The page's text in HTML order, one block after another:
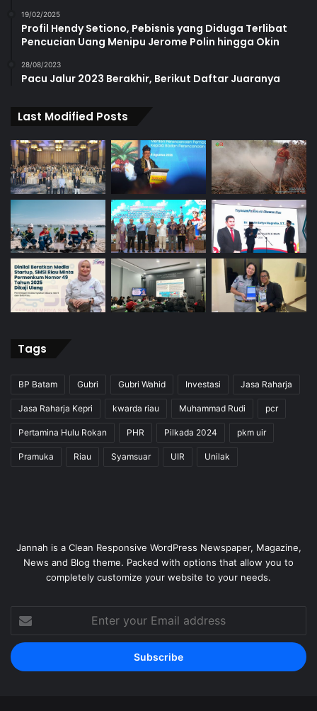
19/02/2025
Profil Hendy Setiono, Pebisnis yang Diduga Terlibat
Pencucian Uang Menipu Jerome Polin hingga Okin
28/08/2023
Pacu Jalur 2023 Berakhir, Berikut Daftar Juaranya
Last Modified Posts
Tags
BP Batam Gubri Gubri Wahid Investasi Jasa Raharja
Jasa Raharja Kepri kwarda riau Muhammad Rudi pcr
Pertamina Hulu Rokan PHR Pilkada 2024 pkm uir
Pramuka Riau Syamsuar UIR Unilak
Jannah is a Clean Responsive WordPress Newspaper, Magazine,
News and Blog theme. Packed with options that allow you to
completely customize your website to your needs.
your
Email
address